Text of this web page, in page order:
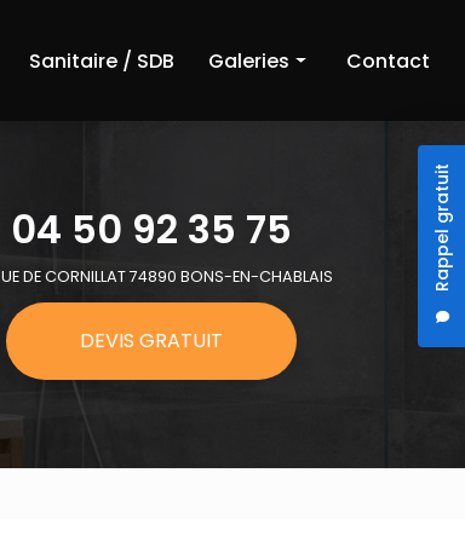
Rappel gratuit
Sanitaire / SDB Galeries
Sanitaire et salle de bain
Contact
04 50 92 35 75
DE CORNILLAT 74890 BONS-EN-CHABLAIS
DEVIS GRATUIT